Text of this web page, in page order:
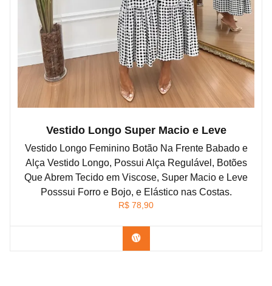
Vestido Longo Super Macio e Leve
Vestido Longo Feminino Botão Na Frente Babado e
Alça Vestido Longo, Possui Alça Regulável, Botões
Que Abrem Tecido em Viscose, Super Macio e Leve
Posssui Forro e Bojo, e Elástico nas Costas.
R$ 78,90
Confira na Shopee